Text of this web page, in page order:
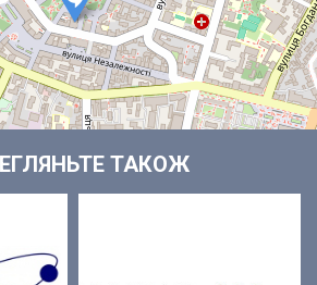
Leaflet| ©OpenStreetMap, ©FrankivskOnline
ТАКОЖ